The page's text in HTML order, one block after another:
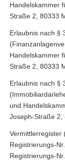
Handelskammer
Straße 2, 80333
Erlaubnis nach §
Handelskammer
Straße 2, 80333
Erlaubnis nach §
und
Joseph-Straße 2,
Vermittlerregister
Registrierungs-
Registrierungs-